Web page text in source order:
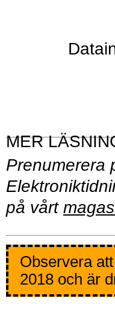
Prenumerera
på vårt
Observera
2018 och är